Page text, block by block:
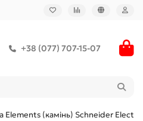
+38 (077) 707-15-07
Elements (камінь) Schneider Electric